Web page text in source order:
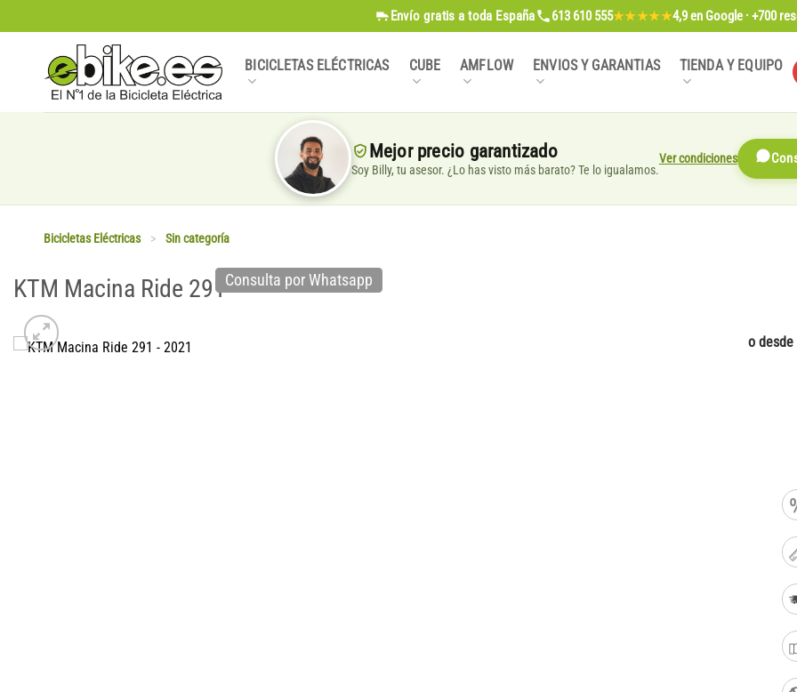
al
contenido
Envío gratis a toda España 613 610 555★★★★★4,9en Google · +700
BICICLETAS ELÉCTRICAS CUBE AMFLOW ENVIOS Y GARANTIAS TIENDA Y EQUIPO
Mejor precio garantizado
Soy Billy, tu asesor. ¿Lo has visto más barato? Te lo igualamos.
Ver condiciones
Bicicletas Eléctricas > Sin categoría
KTM Macina Ride 291Consulta por Whatsapp
o